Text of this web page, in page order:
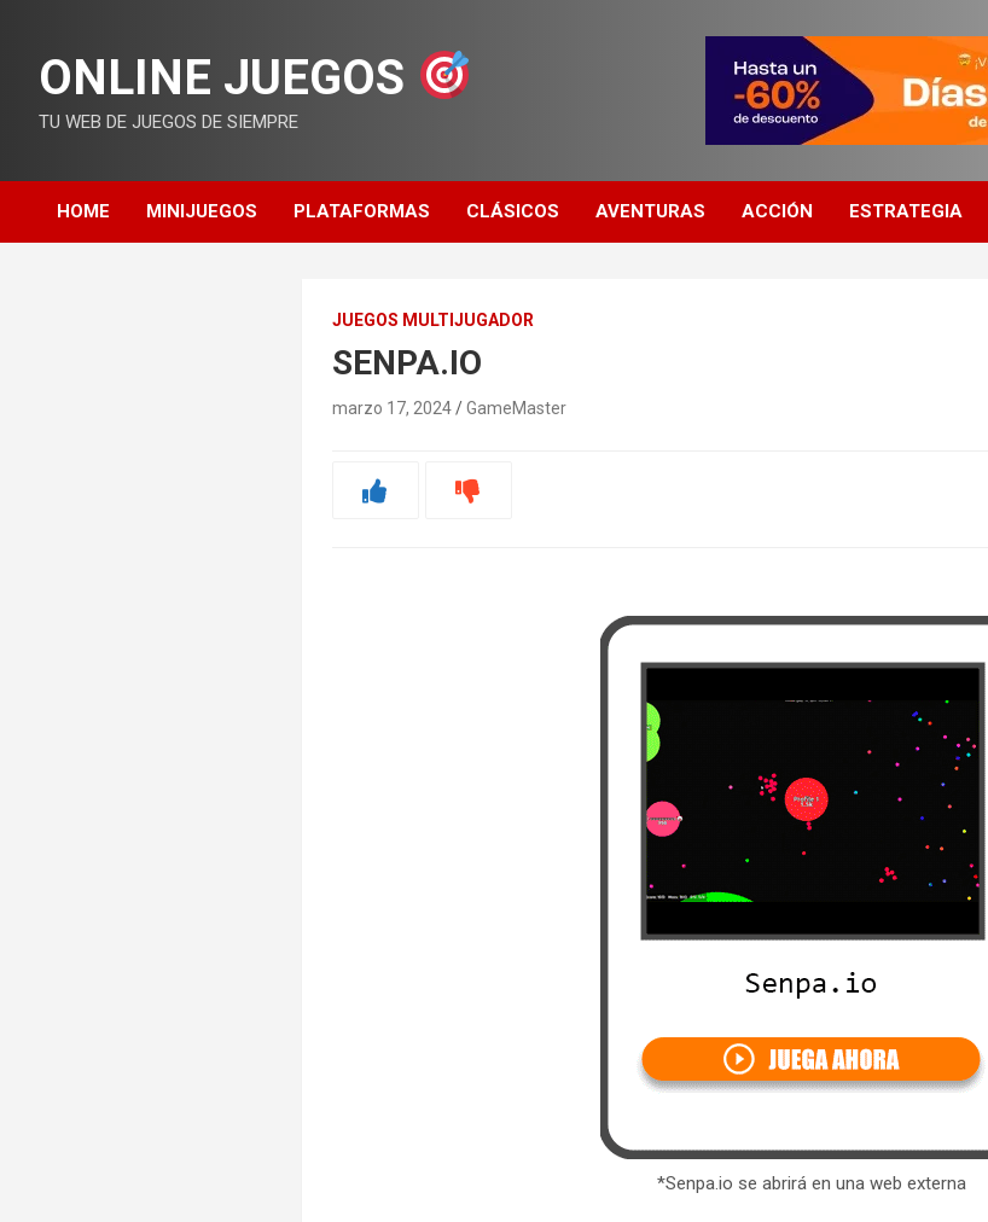
contenidoONLINE JUEGOS
TU WEB DE JUEGOS DE SIEMPRE
HOME MINIJUEGOS PLATAFORMAS CLÁSICOS AVENTURAS ACCIÓN ESTRATEGIA
JUEGOS MULTIJUGADOR
SENPA.IO
marzo 17, 2024 GameMaster
*Senpa.io se abrirá en una web externa